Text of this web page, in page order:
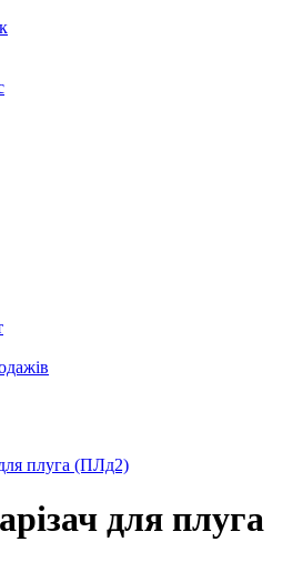
плуга (ПЛд2)
для плуга